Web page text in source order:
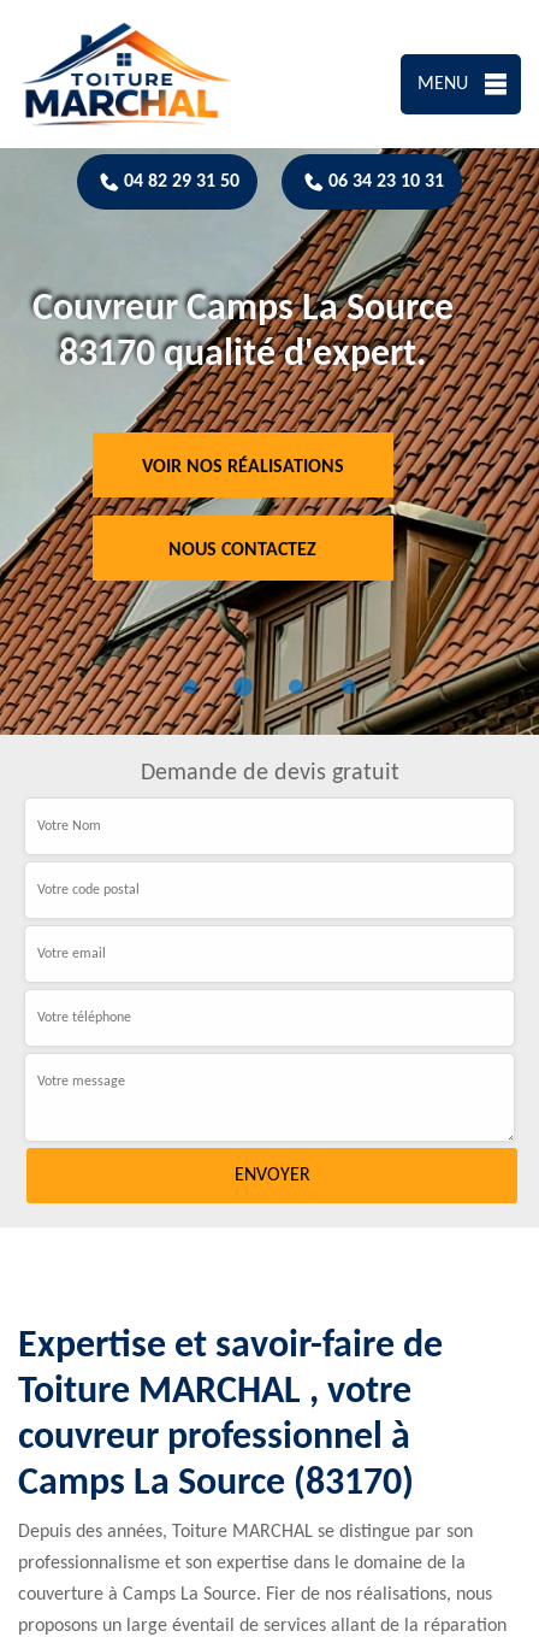
MENU
04 82 29 31 50 06 34 23 10 31
Couvreur Camps La Source
83170 qualité d'expert.
VOIR NOS RÉALISATIONS
NOUS CONTACTEZ
Demande de devis gratuit
Expertise et savoir-faire de
Toiture MARCHAL , votre
couvreur professionnel à
Camps La Source (83170)
Depuis des années, Toiture MARCHAL se distingue par son
professionnalisme et son expertise dans le domaine de la
couverture à Camps La Source. Fier de nos réalisations, nous
proposons un large éventail de services allant de la réparation